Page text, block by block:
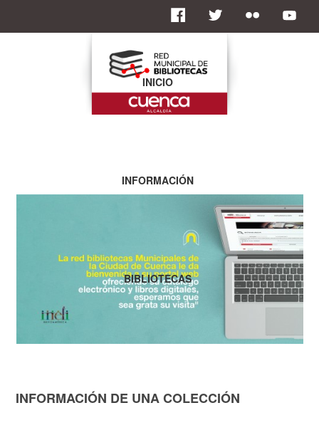
INFORMACIÓN DE UNA COLECCIÓN
INICIO
INFORMACIÓN
BIBLIOTECAS